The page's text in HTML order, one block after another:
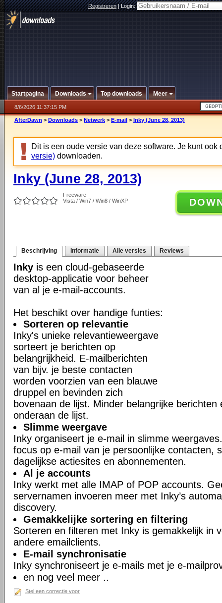
Registreren|Login:
Startpagina Downloads Top downloads Meer
8/6/2026 11:37:15 PM
AfterDawn > Downloads > Netwerk > E-mail > Inky (June 28, 2013)
Dit is een oude versie van deze software. Je kunt ook
versie) downloaden.
Inky (June 28, 2013)
Freeware
Vista / Win7 / Win8 / WinXP
Beschrijving Informatie Alle versies Reviews
Inky is een cloud-gebaseerde
desktop-applicatie voor beheer
van al je e-mail-accounts.
Het beschikt over handige funties:
Sorteren op relevantie
Inky's unieke relevantieweergave
sorteert je berichten op
belangrijkheid. E-mailberichten
van bijv. je beste contacten
worden voorzien van een blauwe
druppel en bevinden zich
bovenaan de lijst. Minder belangrijke
onderaan de lijst.
Slimme weergave
Inky organiseert je e-mail in slimme
focus op e-mail van je persoonlijke contacten,
dagelijkse actiesites en abonnementen.
Al je accounts
Inky werkt met alle IMAP of POP accounts.
servernamen invoeren meer met Inky’s
discovery.
Gemakkelijke sortering en filtering
Sorteren en filteren met Inky is gemakkelijk in
andere emailclients.
E-mail synchronisatie
Inky synchroniseert je e-mails met je e-
en nog veel meer ..
Stel een correctie voor